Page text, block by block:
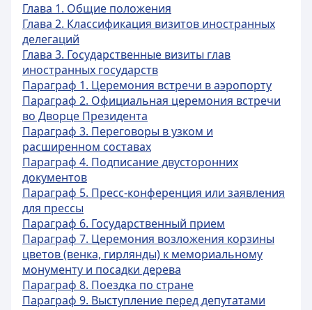
Глава 1. Общие положения
Глава 2. Классификация визитов иностранных
делегаций
Глава 3. Государственные визиты глав
иностранных государств
Параграф 1. Церемония встречи в аэропорту
Параграф 2. Официальная церемония встречи
во Дворце Президента
Параграф 3. Переговоры в узком и
расширенном составах
Параграф 4. Подписание двусторонних
документов
Параграф 5. Пресс-конференция или заявления
для прессы
Параграф 6. Государственный прием
Параграф 7. Церемония возложения корзины
цветов (венка, гирлянды) к мемориальному
монументу и посадки дерева
Параграф 8. Поездка по стране
Параграф 9. Выступление перед депутатами